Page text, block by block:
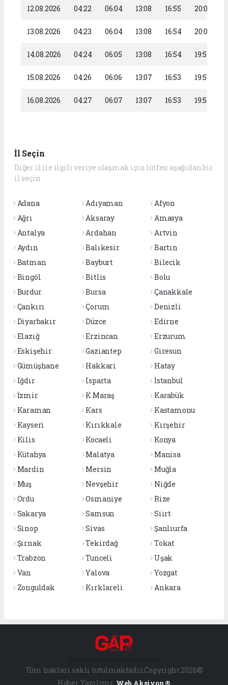
12.08.2026 04:22 06:04 13:08 16:55 20:02
13.08.2026 04:23 06:04 13:08 16:54 20:00
14.08.2026 04:24 06:05 13:08 16:54 19:59
15.08.2026 04:26 06:06 13:07 16:53 19:58
16.08.2026 04:27 06:07 13:07 16:53 19:57
İl Seçin
Diğer il ile ilgili veriye ulaşmak için lütfen aşağıdan bir
il seçin
Adana Adıyaman
Afyon
Ağrı
Aksaray
Amasya
Antalya
Ardahan
Artvin
Aydın
Balıkesir
Bartın
Batman
Bayburt
Bilecik
Bingöl
Bitlis
Bolu
Burdur
Bursa
Çanakkale
Çankırı
Çorum
Denizli
Diyarbakır
Düzce
Edirne
Elazığ
Erzincan
Erzurum
Eskişehir
Gaziantep
Giresun
Gümüşhane
Hakkari
Hatay
Iğdır
Isparta
İstanbul
İzmir
K.Maraş
Karabük
Karaman
Kars
Kastamonu
Kayseri
Kırıkkale
Kırşehir
Kilis
Kocaeli
Konya
Kütahya
Malatya
Manisa
Mardin
Mersin
Muğla
Muş
Nevşehir
Niğde
Ordu
Osmaniye
Rize
Sakarya
Samsun
Siirt
Sinop
Sivas
Şanlıurfa
Şırnak
Tekirdağ
Tokat
Trabzon
Tunceli
Uşak
Van
Yalova
Yozgat
Zonguldak
Kırklareli Ankara
Tüm hakları saklı tutulmaktadır.Copyright 2026©
Haber Yazılımı: Web Aksiyon ®